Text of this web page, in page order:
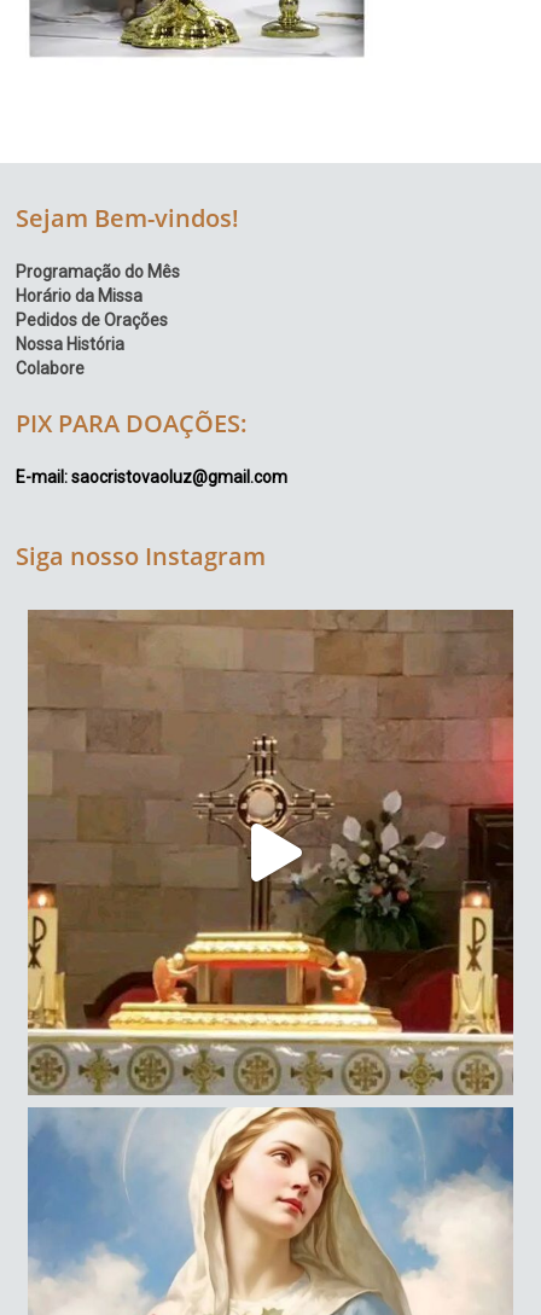
Sejam Bem-vindos!
Programação do Mês
Horário da Missa
Pedidos de Orações
Nossa História
Colabore
PIX PARA DOAÇÕES:
E-mail: saocristovaoluz@gmail.com
Siga nosso Instagram